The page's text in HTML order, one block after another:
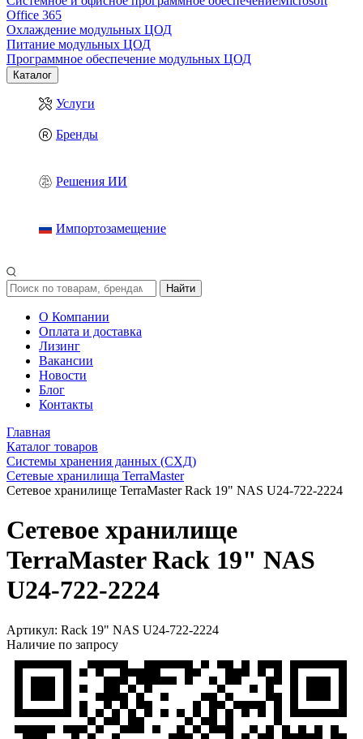
Office 365
Охлаждение модульных ЦОД
Питание модульных ЦОД
Программное обеспечение модульных ЦОД
Каталог
Услуги
Бренды
Решения ИИ
Импортозамещение
Найти
О Компании
Оплата и доставка
Лизинг
Вакансии
Новости
Блог
Контакты
Главная
Каталог товаров
Системы хранения данных (СХД)
Сетевые хранилища TerraMaster
Сетевое хранилище TerraMaster Rack 19" NAS U24-722-2224
Сетевое хранилище
TerraMaster Rack 19" NAS
U24-722-2224
Артикул: Rack 19" NAS U24-722-2224
Наличие по запросу